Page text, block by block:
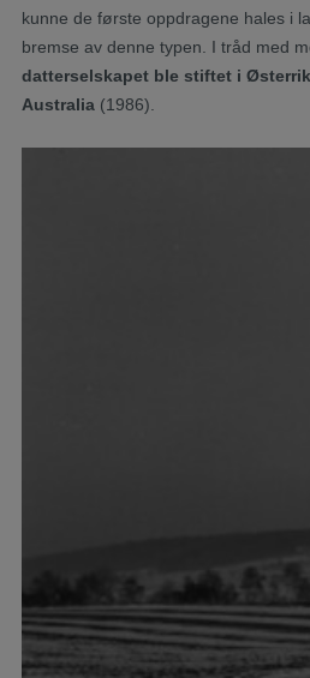
kunne de første oppdragene hales i
bremse av denne typen. I tråd med
datterselskapet ble stiftet i
Australia (1986).